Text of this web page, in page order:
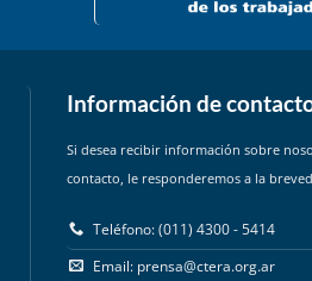
Información de
Si desea recibir información sobre
contacto, le responderemos a la
Teléfono: (011) 4300 - 5414
Email: prensa@ctera.org.ar